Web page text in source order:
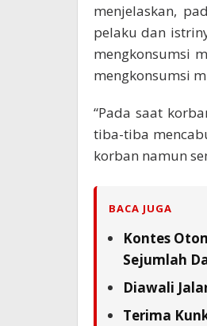
menjelaskan,
pelaku dan
mengkonsumsi
mengkonsumsi
“Pada saat
tiba-tiba
korban namun
BACA JUGA
Kontes
Sejumlah
Diawali
Terima